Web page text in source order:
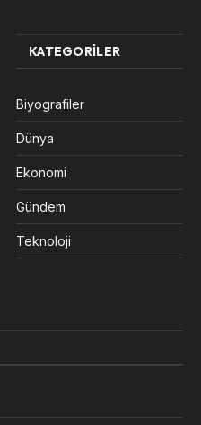
KATEGORILER
Biyografiler
Dünya
Ekonomi
Gündem
Teknoloji